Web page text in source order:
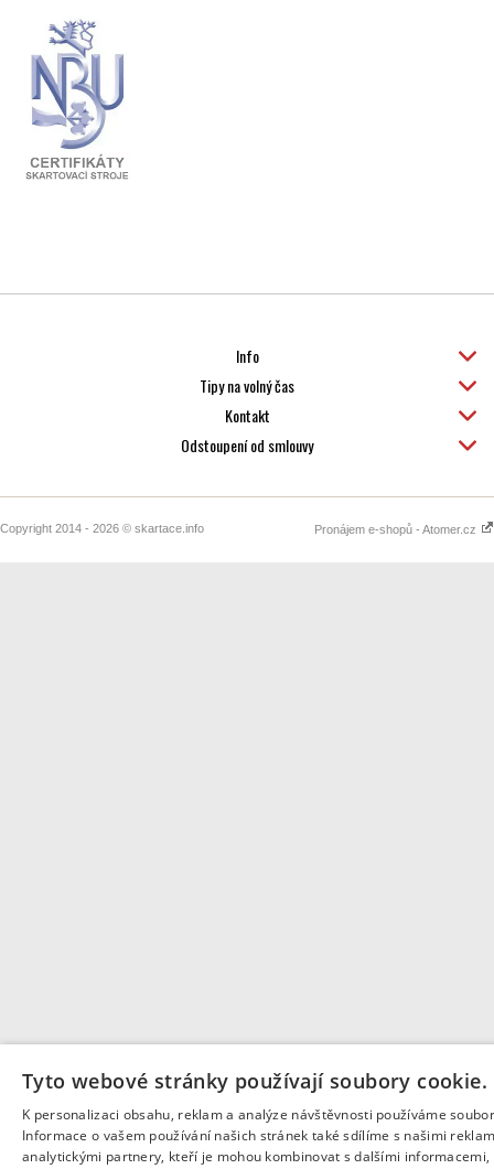
Info
Tipy na volný čas
Kontakt
Odstoupení od smlouvy
Copyright 2014 - 2026 © skartace.info Pronájem e-shopů - Atomer.cz
Tyto webové stránky používají soubory cookie.
K personalizaci obsahu, reklam a analýze návštěvnosti používáme
Informace o vašem používání našich stránek také sdílíme s našimi
analytickými partnery, kteří je mohou kombinovat s dalšími